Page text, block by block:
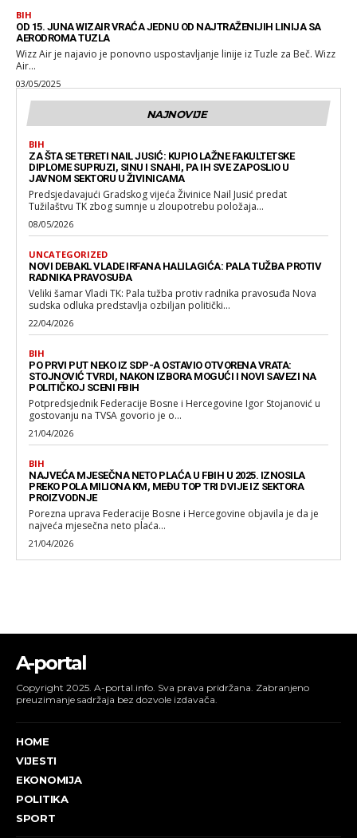
BIH
OD 15. JUNA WIZAIR VRAĆA JEDNU OD NAJTRAŽENIJIH LINIJA SA
AERODROMA TUZLA
Wizz Air je najavio je ponovno uspostavljanje linije iz Tuzle za Beč. Wizz
Air...
03/05/2025
NAJNOVIJE
BIH
ZA ŠTA SE TERETI NAIL JUSIĆ: KUPIO LAŽNE FAKULTETSKE
DIPLOME SUPRUZI, SINU I SNAHI, PA IH SVE ZAPOSLIO U
JAVNOM SEKTORU U ŽIVINICAMA
Predsjedavajući Gradskog vijeća Živinice Nail Jusić predat
Tužilaštvu TK zbog sumnje u zloupotrebu položaja...
08/05/2026
UNCATEGORIZED
NOVI DEBAKL VLADE IRFANA HALILAGIĆA: PALA TUŽBA PROTIV
RADNIKA PRAVOSUĐA
Veliki šamar Vladi TK: Pala tužba protiv radnika pravosuđa Nova
sudska odluka predstavlja ozbiljan politički...
22/04/2026
BIH
PO PRVI PUT NEKO IZ SDP-A OSTAVIO OTVORENA VRATA:
STOJNOVIĆ TVRDI, NAKON IZBORA MOGUĆI I NOVI SAVEZI NA
POLITIČKOJ SCENI FBIH
Potpredsjednik Federacije Bosne i Hercegovine Igor Stojanović u
gostovanju na TVSA govorio je o...
21/04/2026
BIH
NAJVEĆA MJESEČNA NETO PLAĆA U FBIH U 2025. IZNOSILA
PREKO POLA MILIONA KM, MEĐU TOP TRI DVIJE IZ SEKTORA
PROIZVODNJE
Porezna uprava Federacije Bosne i Hercegovine objavila je da je
najveća mjesečna neto plaća...
21/04/2026
A-portal
Copyright 2025. A-portal.info. Sva prava pridržana. Zabranjeno
preuzimanje sadržaja bez dozvole izdavača.
HOME
VIJESTI
EKONOMIJA
POLITIKA
SPORT